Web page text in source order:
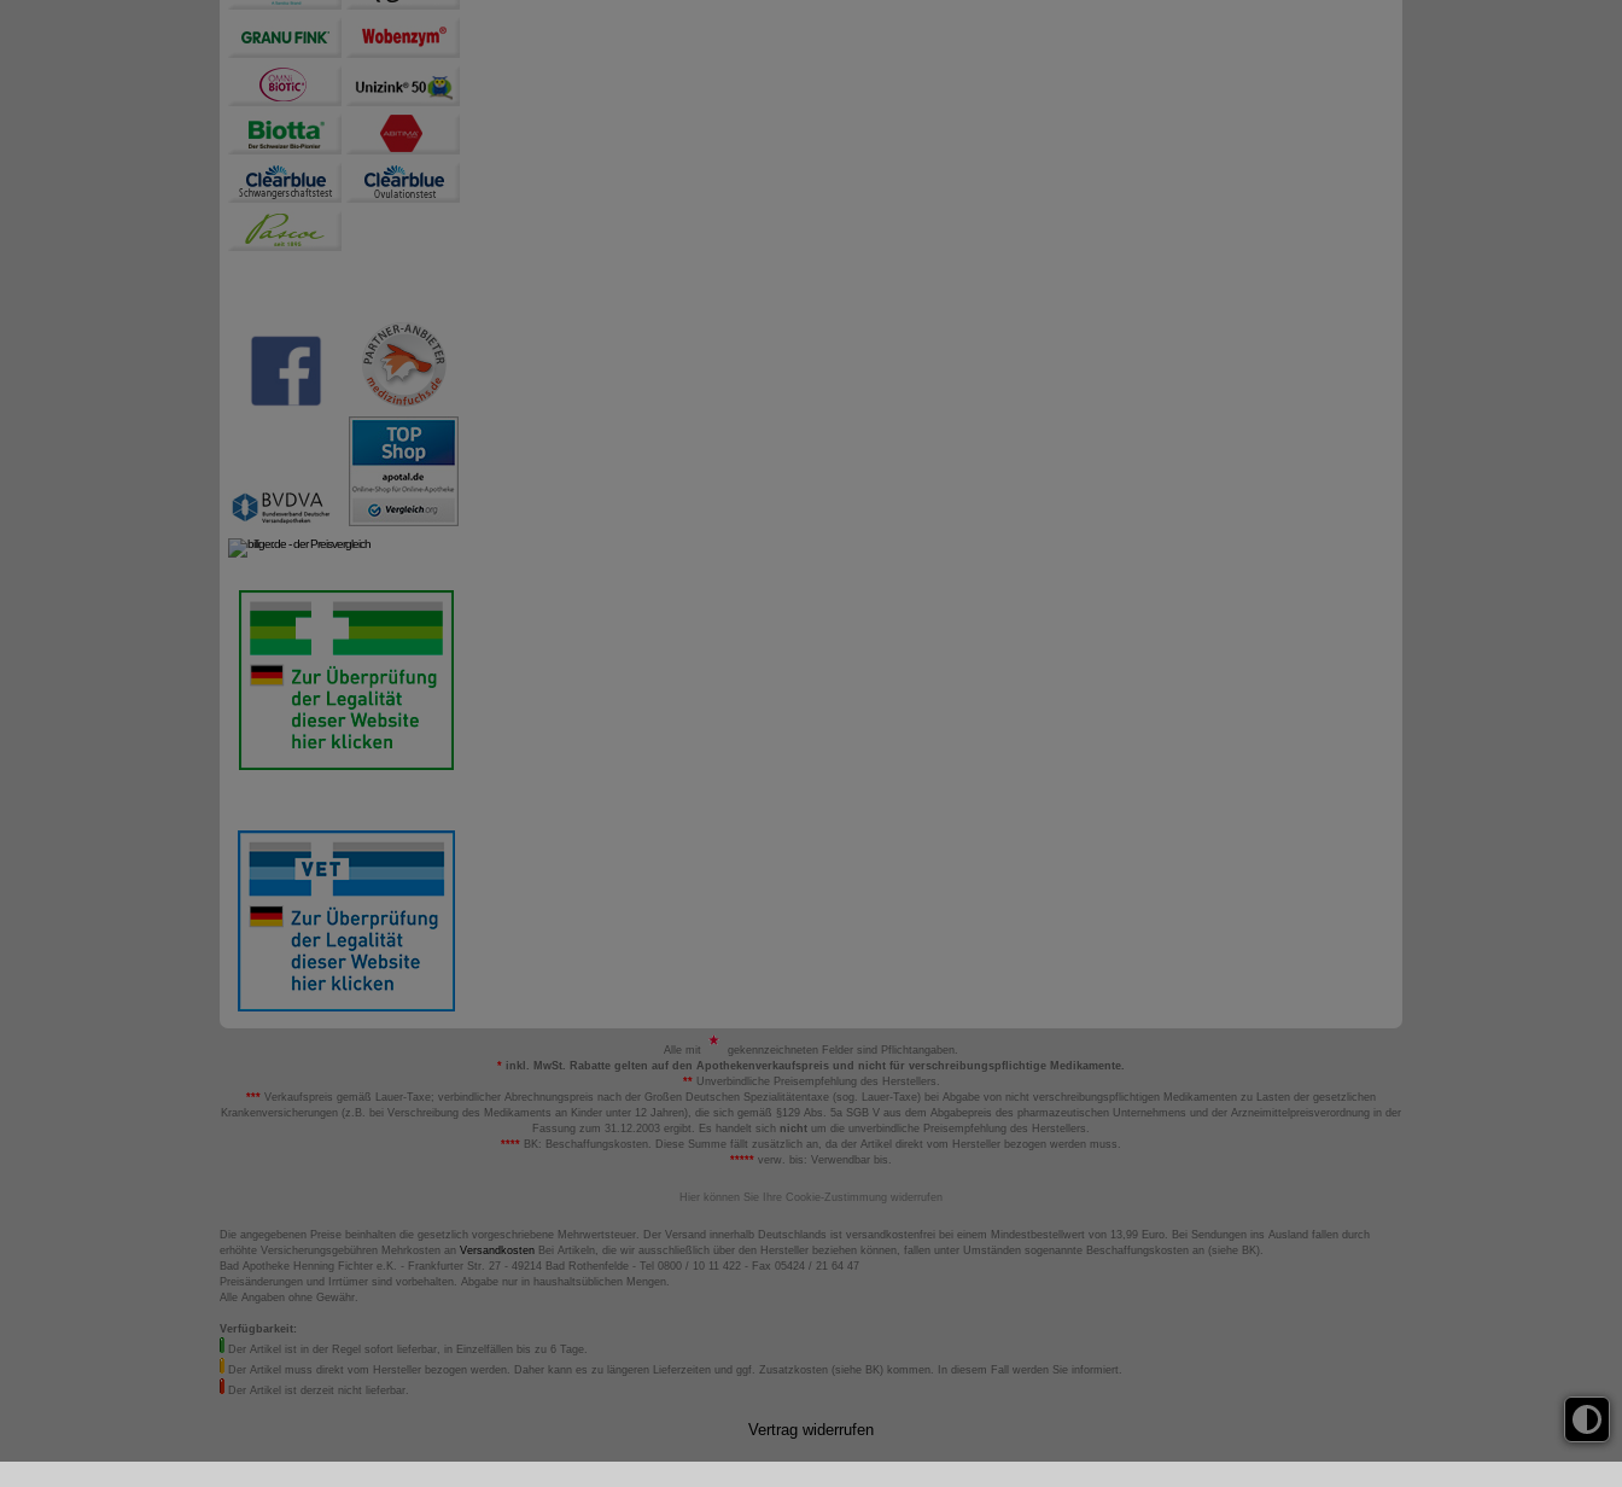
Alle mit
gekennzeichneten Felder sind Pflichtangaben.
* inkl. MwSt. Rabatte gelten auf den Apothekenverkaufspreis und nicht für verschreibungspflichtige Medikamente.
**Unverbindliche Preisempfehlung des Herstellers.
*** Verkaufspreis gemäß Lauer-Taxe; verbindlicher Abrechnungspreis nach der Großen Deutschen Spezialitätentaxe (sog. Lauer-Taxe) bei Abgabe von nicht verschreibungspflichtigen Medikamenten zu Lasten der gesetzlichen
Krankenversicherungen (z.B. bei Verschreibung des Medikaments an Kinder unter 12 Jahren), die sich gemäß §129 Abs. 5a SGB V aus dem Abgabepreis des pharmazeutischen Unternehmens und der Arzneimittelpreisverordnung in der
Fassung zum 31.12.2003 ergibt. Es handelt sich nicht um die unverbindliche Preisempfehlung des Herstellers.
**** BK: Beschaffungskosten. Diese Summe fällt zusätzlich an, da der Artikel direkt vom Hersteller bezogen werden muss.
***** verw. bis: Verwendbar bis.
Hier können Sie Ihre Cookie-Zustimmung widerrufen
Die angegebenen Preise beinhalten die gesetzlich vorgeschriebene Mehrwertsteuer. Der Versand innerhalb Deutschlands ist versandkostenfrei bei einem Mindestbestellwert von 13,99 Euro. Bei Sendungen ins Ausland fallen durch
erhöhte Versicherungsgebühren Mehrkosten an Versandkosten Bei Artikeln, die wir ausschließlich über den Hersteller beziehen können, fallen unter Umständen sogenannte Beschaffungskosten an (siehe BK).
Bad Apotheke Henning Fichter e.K. - Frankfurter Str. 27 - 49214 Bad Rothenfelde - Tel 0800 / 10 11 422 - Fax 05424 / 21 64 47
Preisänderungen und Irrtümer sind vorbehalten. Abgabe nur in haushaltsüblichen Mengen.
Alle Angaben ohne Gewähr.
Verfügbarkeit:
Der Artikel ist in der Regel sofort lieferbar, in Einzelfällen bis zu 6 Tage.
Der Artikel muss direkt vom Hersteller bezogen werden. Daher kann es zu längeren Lieferzeiten und ggf. Zusatzkosten (siehe BK) kommen. In diesem Fall werden Sie informiert.
Der Artikel ist derzeit nicht lieferbar.
Vertrag widerrufen